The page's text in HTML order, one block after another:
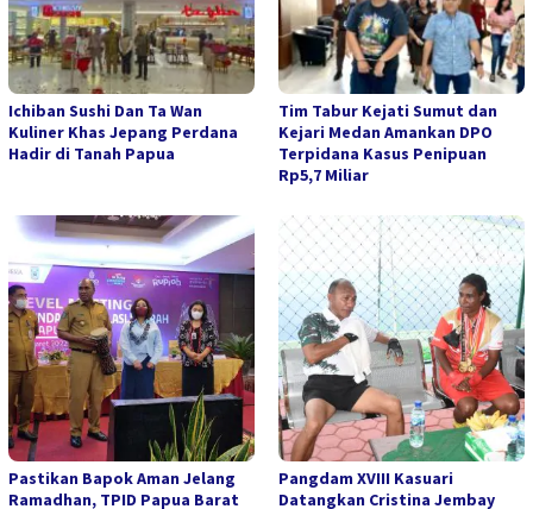
Ichiban Sushi Dan Ta Wan
Kuliner Khas Jepang Perdana
Hadir di Tanah Papua
Tim Tabur Kejati Sumut dan
Kejari Medan Amankan DPO
Terpidana Kasus Penipuan
Rp5,7 Miliar
Pastikan Bapok Aman Jelang
Ramadhan, TPID Papua Barat
Pangdam XVIII Kasuari
Datangkan Cristina Jembay